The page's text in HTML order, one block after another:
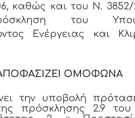
καθώς και του Ν. 3852/
του
Ενέργειας και
ΟΜΟΦΩΝΑ
την υποβολή
πρόσκλησης 2.9